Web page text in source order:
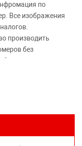
по
Все изображения
производить
без
что
то есть на